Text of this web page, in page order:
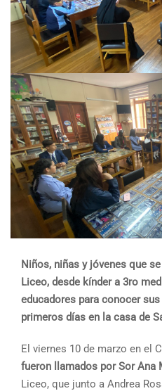
Niños, niñas y jóvenes que
Liceo, desde kínder a 3ro
educadores para conocer
primeros días en la casa de
El viernes 10 de marzo en el
fueron llamados por Sor Ana
Liceo, que junto a Andrea